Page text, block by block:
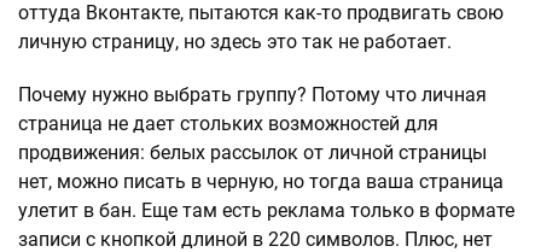
оттуда Вконтакте, пытаются как-то продвигать свою
личную страницу, но здесь это так не работает.
Почему нужно выбрать группу? Потому что личная
страница не дает стольких возможностей для
продвижения: белых рассылок от личной страницы
нет, можно писать в черную, но тогда ваша страница
улетит в бан. Еще там есть реклама только в формате
записи с кнопкой длиной в 220 символов. Плюс, нет